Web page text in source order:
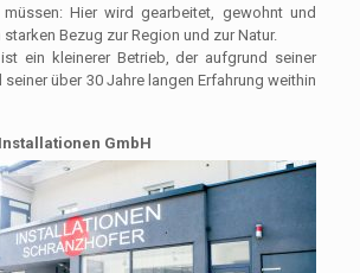
Hier wird gearbeitet, gewohnt und
Bezug zur Region und zur Natur.
ein kleinerer Betrieb, der aufgrund seiner
über 30 Jahre langen Erfahrung weithin
Installationen GmbH